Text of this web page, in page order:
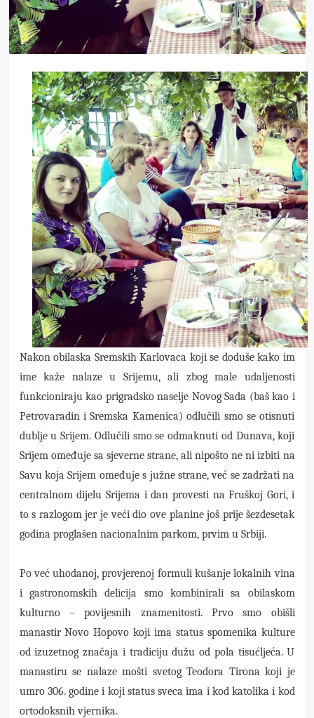
Nakon obilaska Sremskih Karlovaca koji se doduše kako im
ime kaže nalaze u Srijemu, ali zbog male udaljenosti
funkcioniraju kao prigradsko naselje Novog Sada (baš kao i
Petrovaradin i Sremska Kamenica) odlučili smo se otisnuti
dublje u Srijem. Odlučili smo se odmaknuti od Dunava, koji
Srijem omeđuje sa sjeverne strane, ali nipošto ne ni izbiti na
Savu koja Srijem omeđuje s južne strane, već se zadržati na
centralnom dijelu Srijema i dan provesti na Fruškoj Gori, i
to s razlogom jer je veći dio ove planine još prije šezdesetak
godina proglašen nacionalnim parkom, prvim u Srbiji.
Po već uhodanoj, provjerenoj formuli kušanje lokalnih vina
i gastronomskih delicija smo kombinirali sa obilaskom
kulturno – povijesnih znamenitosti. Prvo smo obišli
manastir Novo Hopovo koji ima status spomenika kulture
od izuzetnog značaja i tradiciju dužu od pola tisućljeća. U
manastiru se nalaze mošti svetog Teodora Tirona koji je
umro 306. godine i koji status sveca ima i kod katolika i kod
ortodoksnih vjernika.